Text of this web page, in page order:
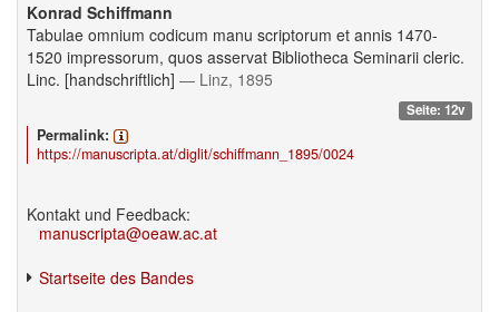
Konrad Schiffmann
Tabulae omnium codicum manu scriptorum et annis 1470-
1520 impressorum, quos asservat Bibliotheca Seminarii cleric.
Linc. [handschriftlich] — Linz, 1895
Seite: 12v
Permalink:
https://manuscripta.at/diglit/schiffmann_1895/0024
Kontakt und Feedback:
manuscripta@oeaw.ac.at
Startseite des Bandes